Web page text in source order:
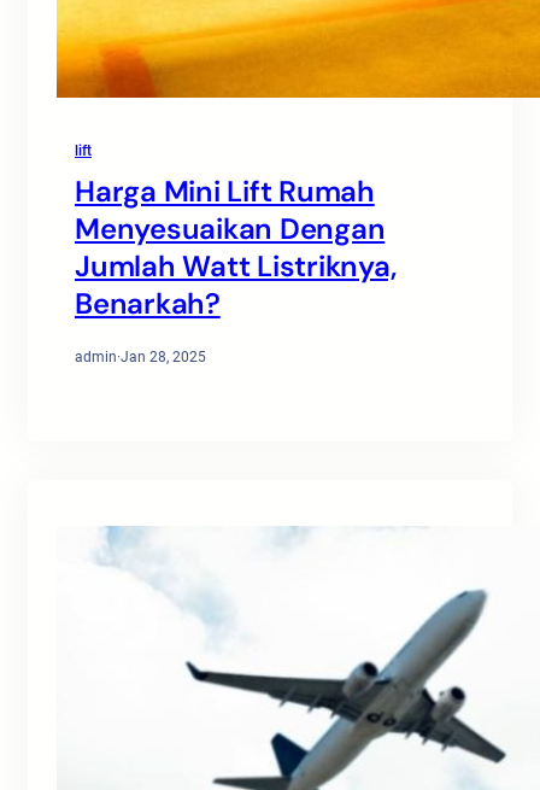
lift
Harga Mini Lift Rumah
Menyesuaikan Dengan
Jumlah Watt Listriknya,
Benarkah?
admin·Jan 28, 2025